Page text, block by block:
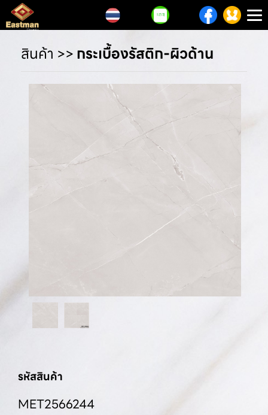
สินค้า >>กระเบื้องรัสติก-ผิวด้าน
รหัสสินค้า
MET2566244